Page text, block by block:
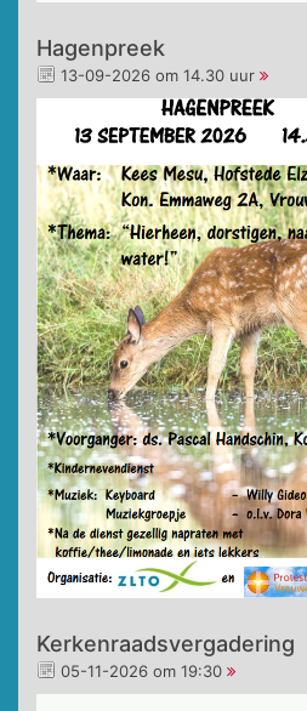
Hagenpreek
13-09-2026 om 14.30 uur
Kerkenraadsvergadering
05-11-2026 om 19:30